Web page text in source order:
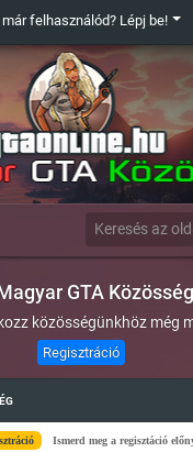
már felhasználód? Lépj be!
GTA
közösségünkhöz még
Regisztráció
Ismerd meg a regisztáció